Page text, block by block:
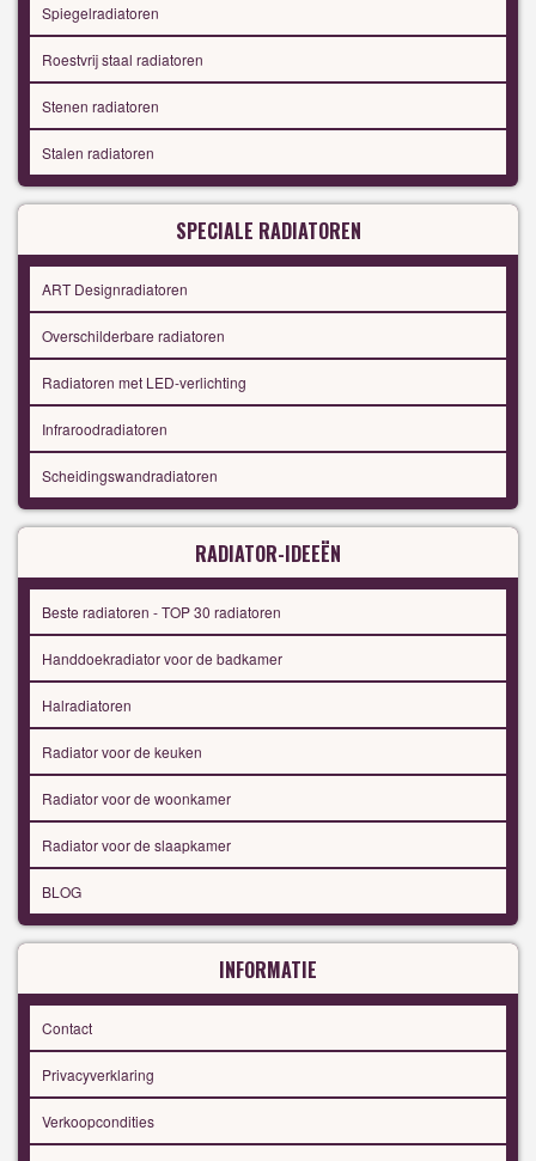
Spiegelradiatoren
Roestvrij staal radiatoren
Stenen radiatoren
Stalen radiatoren
SPECIALE RADIATOREN
ART Designradiatoren
Overschilderbare radiatoren
Radiatoren met LED-verlichting
Infraroodradiatoren
Scheidingswandradiatoren
RADIATOR-IDEEËN
Beste radiatoren - TOP 30 radiatoren
Handdoekradiator voor de badkamer
Halradiatoren
Radiator voor de keuken
Radiator voor de woonkamer
Radiator voor de slaapkamer
BLOG
INFORMATIE
Contact
Privacyverklaring
Verkoopcondities